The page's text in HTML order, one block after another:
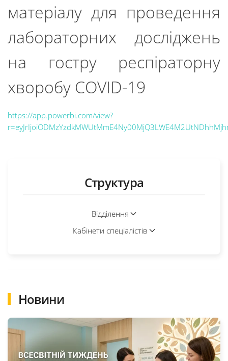
матеріалу для проведення
лабораторних досліджень
на гостру респіраторну
хворобу COVID-19
https://app.powerbi.com/view?
Структура
Відділення
Кабінети спеціалістів
Новини